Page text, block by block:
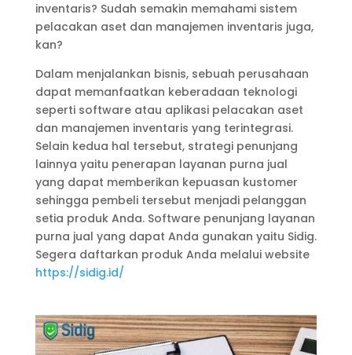
inventaris? Sudah semakin memahami sistem
pelacakan aset dan manajemen inventaris juga,
kan?
Dalam menjalankan bisnis, sebuah perusahaan
dapat memanfaatkan keberadaan teknologi
seperti software atau aplikasi pelacakan aset
dan manajemen inventaris yang terintegrasi.
Selain kedua hal tersebut, strategi penunjang
lainnya yaitu penerapan layanan purna jual
yang dapat memberikan kepuasan kustomer
sehingga pembeli tersebut menjadi pelanggan
setia produk Anda. Software penunjang layanan
purna jual yang dapat Anda gunakan yaitu Sidig.
Segera daftarkan produk Anda melalui website
https://sidig.id/